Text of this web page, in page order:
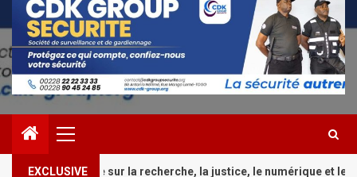
Primary
Menu
EXCLUSIVEla justice, le numérique et les risques 2